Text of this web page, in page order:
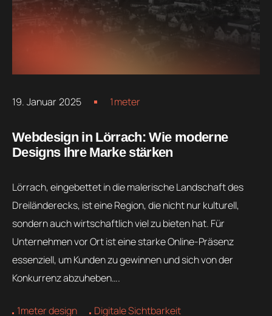
19. Januar 2025 1meter
Webdesign in Lörrach: Wie moderne
Designs Ihre Marke stärken
Lörrach, eingebettet in die malerische Landschaft des
Dreiländerecks, ist eine Region, die nicht nur kulturell,
sondern auch wirtschaftlich viel zu bieten hat. Für
Unternehmen vor Ort ist eine starke Online-Präsenz
essenziell, um Kunden zu gewinnen und sich von der
Konkurrenz abzuheben….
1meter design
Digitale Sichtbarkeit